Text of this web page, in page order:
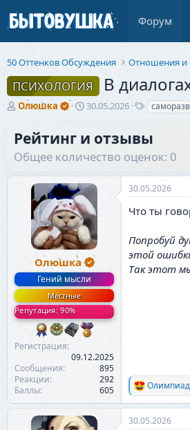
Форум
50 Оттенков Обсуждения Отношения и
ПСИХОЛОГИЯ В
А
о
р
е
Олюшка
Д
а
н
ч
а
л
а
30.05.2026
Т
и
Рейтинг и отзывы
Общее количество оценок: 0
Олюшка
Гений мысли
Местные
Репутация: 90%
Регистрация
09.12.2025
Сообщения
895
Реакции
292
Баллы
605
30.05.2026
Что ты
Попробуй
этой
Так этот
Р
е
а
к
30.05.2026